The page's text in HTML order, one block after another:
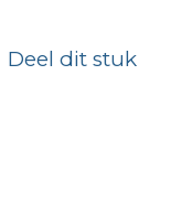
Deel dit stuk